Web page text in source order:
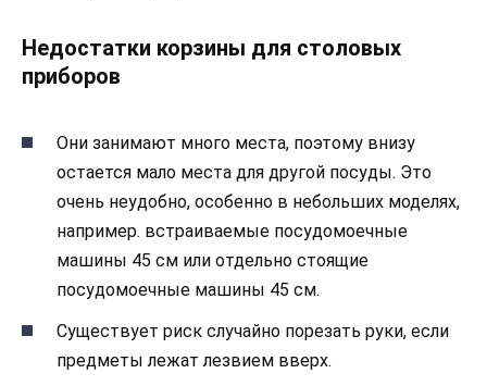
Недостатки корзины для столовых
приборов
Они занимают много места, поэтому внизу
остается мало места для другой посуды. Это
очень неудобно, особенно в небольших моделях,
например. встраиваемые посудомоечные
машины 45 см или отдельно стоящие
посудомоечные машины 45 см.
Существует риск случайно порезать руки, если
предметы лежат лезвием вверх.